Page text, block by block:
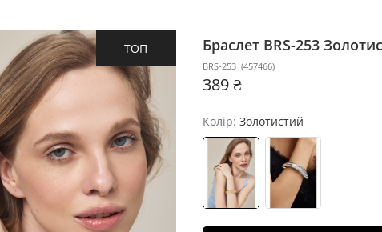
ТОП Браслет BRS-253
BRS-253 (457466)
389 ₴
Колір: Золотистий